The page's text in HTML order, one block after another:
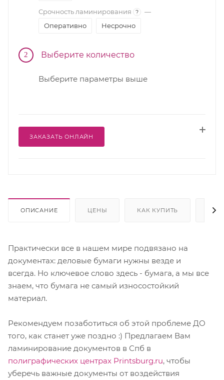
Срочность ламинирования ?
—
Оперативно
Несрочно
2 Выберите количество
Выберите параметры выше
ЗАКАЗАТЬ ОНЛАЙН
ОПИСАНИЕ ЦЕНЫ КАК КУПИТЬ
Практически все в нашем мире подвязано на
документах: деловые бумаги нужны везде и
всегда. Но ключевое слово здесь - бумага, а мы все
знаем, что бумага не самый износостойкий
материал.
Рекомендуем позаботиться об этой проблеме ДО
того, как станет уже поздно :) Предлагаем Вам
ламинирование документов в Спб в
полиграфических центрах Printsburg.ru, чтобы
уберечь важные документы от воздействия